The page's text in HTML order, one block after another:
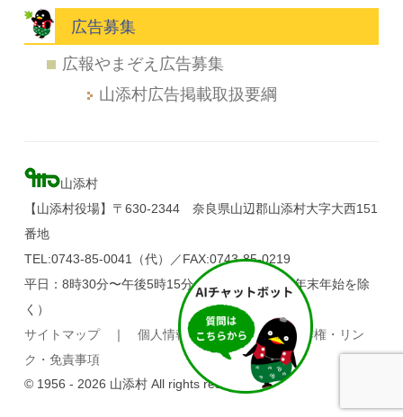
広告募集
広報やまぞえ広告募集
山添村広告掲載取扱要綱
山添村
【山添村役場】〒630-2344 奈良県山辺郡山添村大字大西151
番地
TEL:0743-85-0041（代）／FAX:0743-85-0219
平日：8時30分〜午後5時15分（土・日・祝日、年末年始を除
く）
サイトマップ｜個人情報の取り扱い ｜ 著作権・リン
ク・免責事項
© 1956 - 2026 山添村 All rights reserved.